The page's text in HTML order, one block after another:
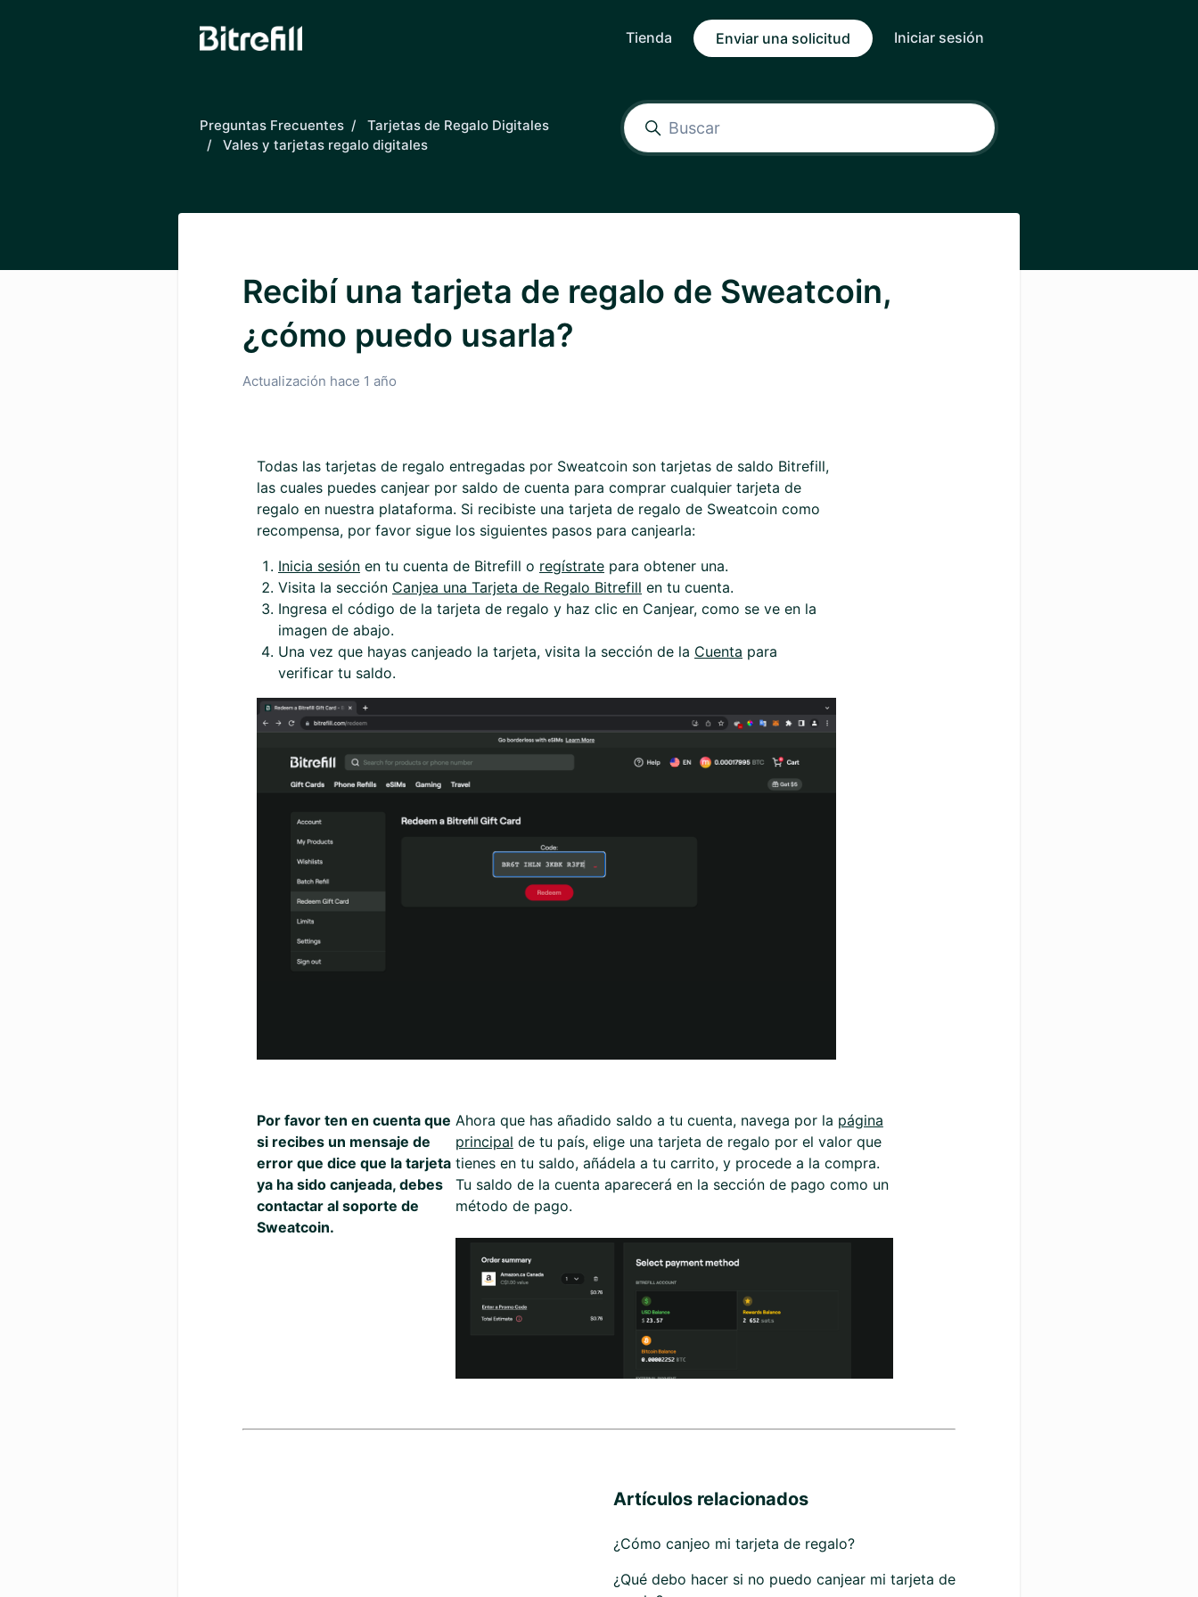
Tienda
Enviar una solicitud Iniciar sesión
Preguntas Frecuentes
Tarjetas de Regalo Digitales
Vales y tarjetas regalo digitales
Recibí una tarjeta de regalo de Sweatcoin,
¿cómo puedo usarla?
Actualización hace 1 año
Todas las tarjetas de regalo entregadas por Sweatcoin son tarjetas de saldo Bitrefill,
las cuales puedes canjear por saldo de cuenta para comprar cualquier tarjeta de
regalo en nuestra plataforma. Si recibiste una tarjeta de regalo de Sweatcoin como
recompensa, por favor sigue los siguientes pasos para canjearla:
Inicia sesión en tu cuenta de Bitrefill o regístrate para obtener una.
Visita la sección Canjea una Tarjeta de Regalo Bitrefill en tu cuenta.
Ingresa el código de la tarjeta de regalo y haz clic en Canjear, como se ve en la
imagen de abajo.
Una vez que hayas canjeado la tarjeta, visita la sección de la Cuenta para
verificar tu saldo.
Por favor ten en cuenta que
si recibes un mensaje de
error que dice que la tarjeta
ya ha sido canjeada, debes
contactar al soporte de
Sweatcoin.
Ahora que has añadido saldo a tu cuenta, navega por la página
principal de tu país, elige una tarjeta de regalo por el valor que
tienes en tu saldo, añádela a tu carrito, y procede a la compra.
Tu saldo de la cuenta aparecerá en la sección de pago como un
método de pago.
Artículos relacionados
¿Cómo canjeo mi tarjeta de regalo?
¿Qué debo hacer si no puedo canjear mi tarjeta de